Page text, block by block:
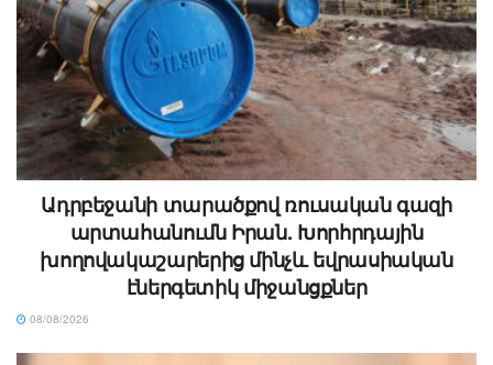
Ադրբեջանի տարածքով ռուսական գազի
արտահանումն Իրան. Խորհրդային
խողովակաշարերից մինչև եվրասիական
էներգետիկ միջանցքներ
08/08/2026